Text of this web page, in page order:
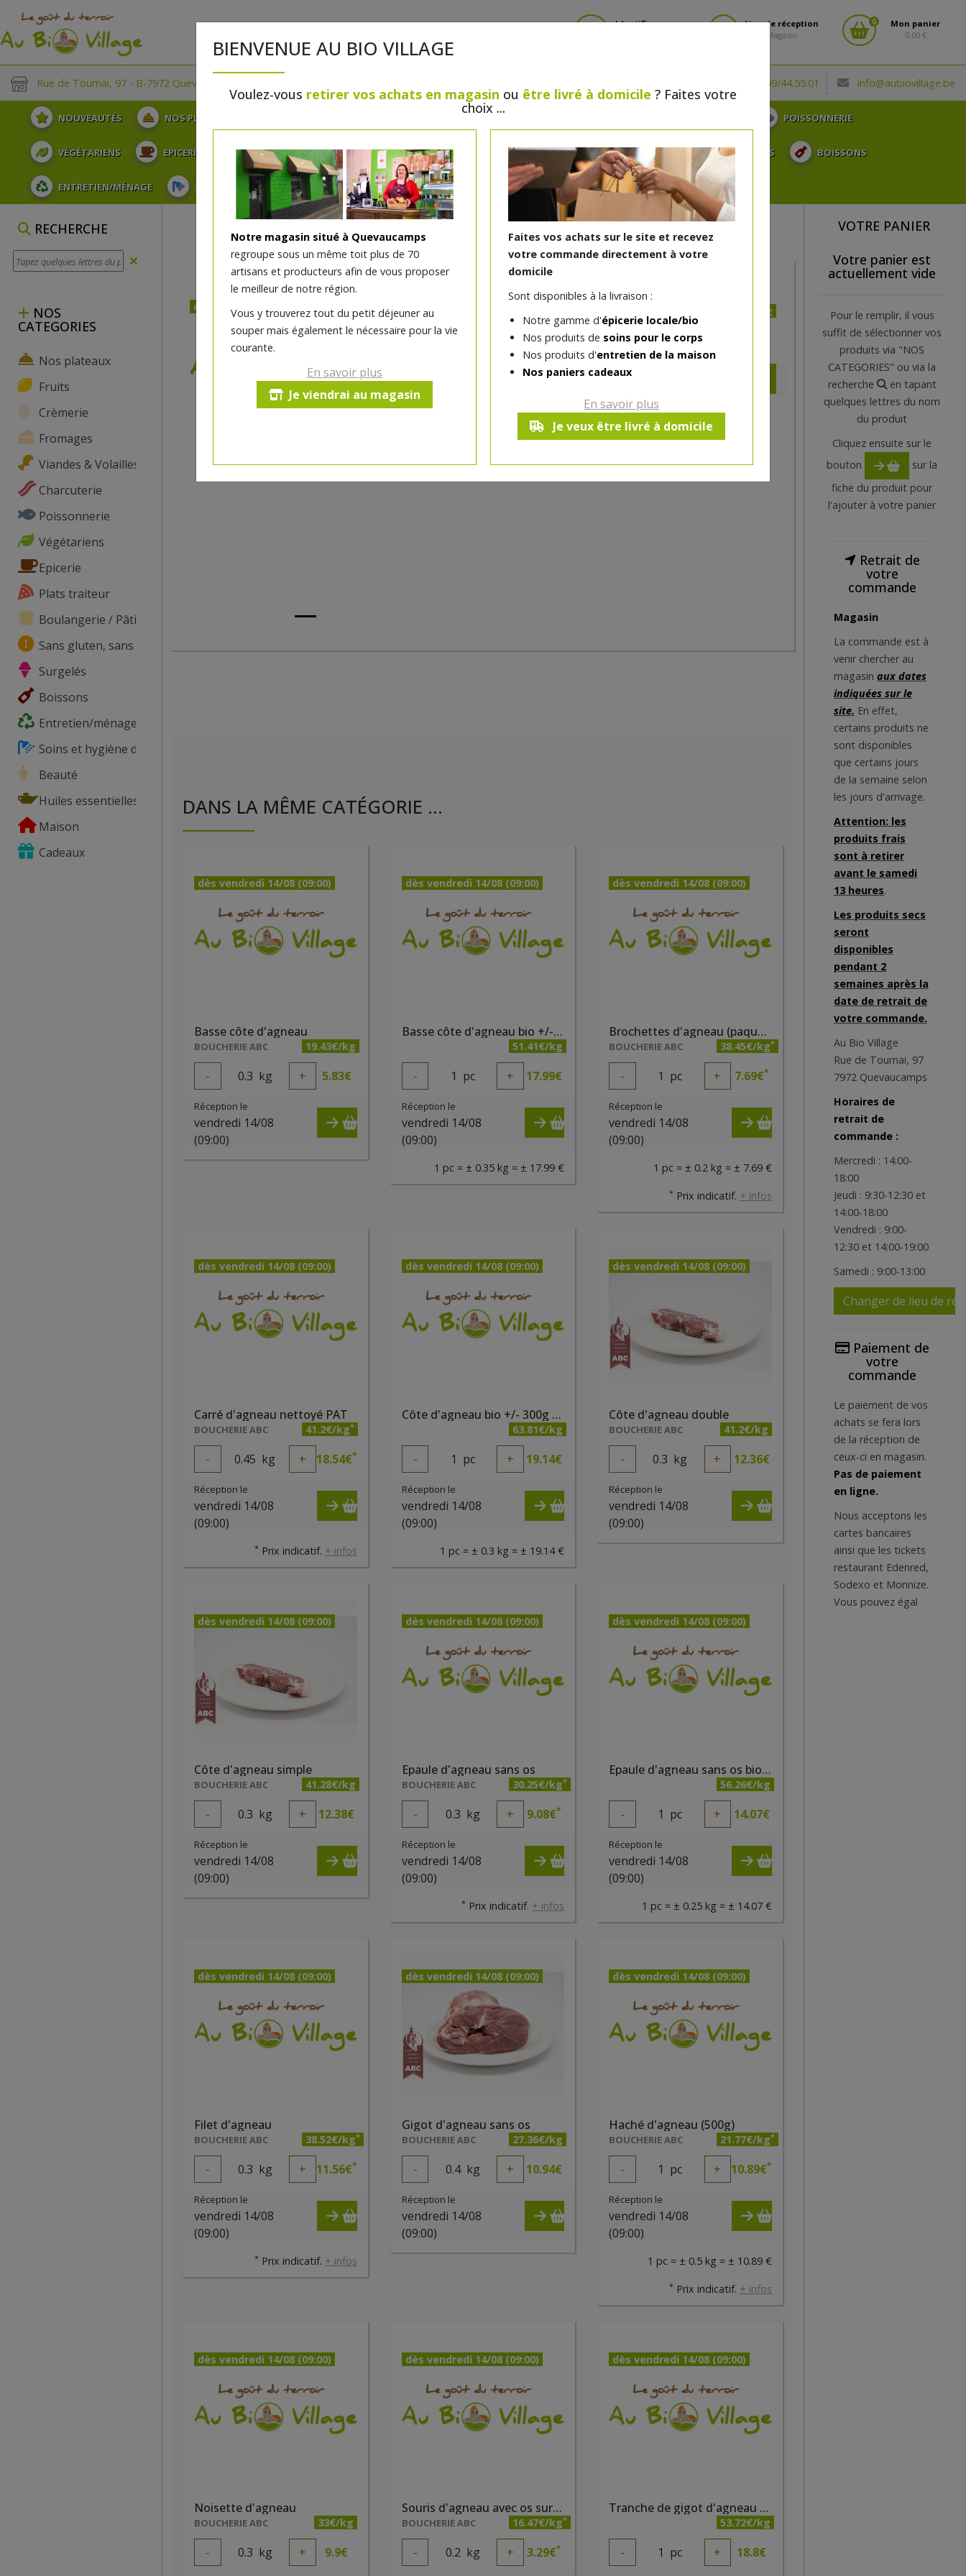
Identifiez-vous
Lieu de réception
Magasin
0
Mon panier
0.00 €
Rue de Tournai, 97 - B-7972 Quevaucamps (0032) 069/44.55.01 info@aubiovillage.be
NOUVEAUTÉS NOS PLATEAUX POISSONNERIE
VÉGÉTARIENS EPICERIE PLATS TRAITEUR BOULANGERIE / PÂTISSERIE SANS GLUTEN, SANS LACTOSE, ... SURGELÉS BOISSONS
ENTRETIEN/MÉNAGE SOINS ET HYGIÈNE DU CORPS BEAUTÉ HUILES ESSENTIELLES MAISON CADEAUX
RECHERCHE
NOS
CATEGORIES
Nos plateaux
Fruits
Crèmerie
Fromages
Viandes & Volailles
Charcuterie
Poissonnerie
Végétariens
Epicerie
Plats traiteur
Boulangerie / Pâtisserie
Sans gluten, sans lactose, ...
Surgelés
Boissons
Entretien/ménage
Soins et hygiène du corps
Beauté
Huiles essentielles
Maison
Cadeaux
BIENVENUE AU BIO VILLAGE
Voulez-vous retirer vos achats en magasin ou être livré à domicile ? Faites votre
choix ...
Notre magasin situé à Quevaucamps
regroupe sous un même toit plus de 70
artisans et producteurs afin de vous proposer
le meilleur de notre région.
Vous y trouverez tout du petit déjeuner au
souper mais également le nécessaire pour la vie
courante.
En savoir plus
Je viendrai au magasin
Faites vos achats sur le site et recevez
votre commande directement à votre
domicile
Sont disponibles à la livraison :
Notre gamme d'épicerie locale/bio
Nos produits de soins pour le corps
Nos produits d'entretien de la maison
Nos paniers cadeaux
En savoir plus
Je veux être livré à domicile
dès vendredi 14/08 (09:00)
Ragout d'agneau
12.58€/kg
0.3 kg +
DANS LA MÊME CATÉGORIE ...
dès vendredi 14/08 (09:00)
Basse côte d'agneau
BOUCHERIE ABC 19.43€/kg
- 0.3 kg + 5.83€
Réception le
vendredi 14/08
(09:00)
dès vendredi 14/08 (09:00)
Basse côte d'agneau bio +/- 350g - Ferme des noyers
51.41€/kg
- 1 pc + 17.99€
Réception le
vendredi 14/08
(09:00)
1 pc = ± 0.35 kg = ± 17.99 €
dès vendredi 14/08 (09:00)
Brochettes d'agneau (paquet de 2 pièces)
BOUCHERIE ABC 38.45€/kg*
- 1 pc + 7.69€*
Réception le
vendredi 14/08
(09:00)
1 pc = ± 0.2 kg = ± 7.69 €
* Prix indicatif. + infos
dès vendredi 14/08 (09:00)
Carré d'agneau nettoyé PAT
BOUCHERIE ABC 41.2€/kg*
- 0.45 kg + 18.54€*
Réception le
vendredi 14/08
(09:00)
* Prix indicatif. + infos
dès vendredi 14/08 (09:00)
Côte d'agneau bio +/- 300g - Ferme des noyers
63.81€/kg
- 1 pc + 19.14€
Réception le
vendredi 14/08
(09:00)
1 pc = ± 0.3 kg = ± 19.14 €
dès vendredi 14/08 (09:00)
Côte d'agneau double
BOUCHERIE ABC 41.2€/kg
- 0.3 kg + 12.36€
Réception le
vendredi 14/08
(09:00)
dès vendredi 14/08 (09:00)
Côte d'agneau simple
BOUCHERIE ABC 41.28€/kg
- 0.3 kg + 12.38€
Réception le
vendredi 14/08
(09:00)
dès vendredi 14/08 (09:00)
Epaule d'agneau sans os
BOUCHERIE ABC 30.25€/kg*
- 0.3 kg + 9.08€*
Réception le
vendredi 14/08
(09:00)
* Prix indicatif. + infos
dès vendredi 14/08 (09:00)
Epaule d'agneau sans os bio +/- 250g - Ferme des noyers
56.26€/kg
- 1 pc + 14.07€
Réception le
vendredi 14/08
(09:00)
1 pc = ± 0.25 kg = ± 14.07 €
dès vendredi 14/08 (09:00)
Filet d'agneau
BOUCHERIE ABC 38.52€/kg*
- 0.3 kg + 11.56€*
Réception le
vendredi 14/08
(09:00)
* Prix indicatif. + infos
dès vendredi 14/08 (09:00)
Gigot d'agneau sans os
BOUCHERIE ABC 27.36€/kg
- 0.4 kg + 10.94€
Réception le
vendredi 14/08
(09:00)
dès vendredi 14/08 (09:00)
Haché d'agneau (500g)
BOUCHERIE ABC 21.77€/kg*
- 1 pc + 10.89€*
Réception le
vendredi 14/08
(09:00)
1 pc = ± 0.5 kg = ± 10.89 €
* Prix indicatif. + infos
dès vendredi 14/08 (09:00)
Noisette d'agneau
BOUCHERIE ABC 33€/kg
- 0.3 kg + 9.9€
dès vendredi 14/08 (09:00)
Souris d'agneau avec os surgelée
BOUCHERIE ABC 16.47€/kg*
- 0.2 kg + 3.29€*
dès vendredi 14/08 (09:00)
Tranche de gigot d'agneau bio +/- 350g - Ferme des noyers
53.72€/kg
- 1 pc + 18.8€
VOTRE PANIER
Votre panier est
actuellement vide
Pour le remplir, il vous
suffit de sélectionner vos
produits via "NOS
CATEGORIES" ou via la
recherche
en tapant
quelques lettres du nom
du produit
Cliquez ensuite sur le
bouton
sur la
fiche du produit pour
l'ajouter à votre panier
Retrait de
votre
commande
Magasin
La commande est à
venir chercher au
magasin aux dates
indiquées sur le
site. En effet,
certains produits ne
sont disponibles
que certains jours
de la semaine selon
les jours d'arrivage.
Attention: les
produits frais
sont à retirer
avant le samedi
13 heures.
Les produits secs
seront
disponibles
pendant 2
semaines après la
date de retrait de
votre commande.
Au Bio Village
Rue de Tournai, 97
7972 Quevaucamps
Horaires de
retrait de
commande :
Mercredi : 14:00-
18:00
Jeudi : 9:30-12:30 et
14:00-18:00
Vendredi : 9:00-
12:30 et 14:00-19:00
Samedi : 9:00-13:00
Changer de lieu de
Paiement de
votre
commande
Le paiement de vos
achats se fera lors
de la réception de
ceux-ci en magasin.
Pas de paiement
en ligne.
Nous acceptons les
cartes bancaires
ainsi que les tickets
restaurant Edenred,
Sodexo et Monnize.
Vous pouvez égal